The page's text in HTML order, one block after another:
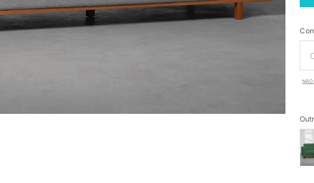
NÃO